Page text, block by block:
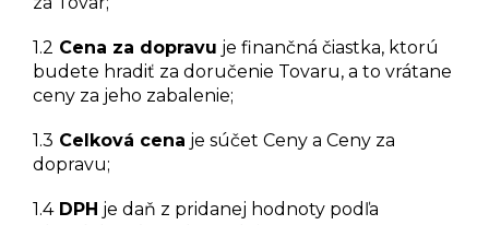
1.2 Cena za dopravu je finančná čiastka, ktorú
budete hradiť za doručenie Tovaru, a to vrátane
ceny za jeho zabalenie;
1.3 Celková cena je súčet Ceny a Ceny za
dopravu;
1.4DPH je daň z pridanej hodnoty podľa